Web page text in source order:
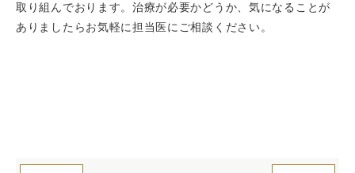
取り組んでおります。治療が必要かどうか、気になることが
ありましたらお気軽に担当医にご相談ください。